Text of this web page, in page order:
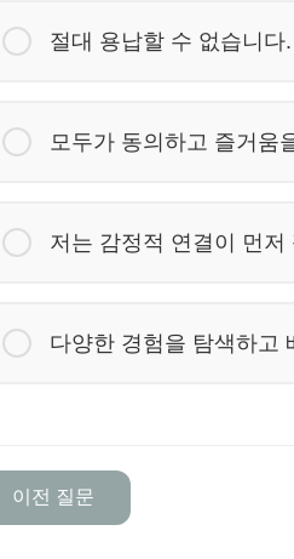
절대 용납할 수 없습니
모두가 동의하고 즐거움
저는 감정적 연결이 먼
다양한 경험을 탐색하고
이전 질문